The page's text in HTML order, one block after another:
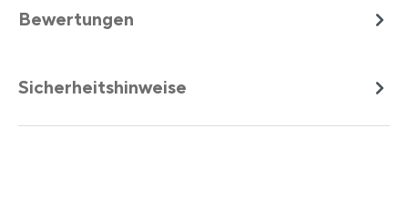
Bewertungen
Sicherheitshinweise